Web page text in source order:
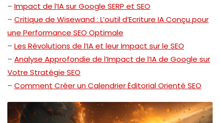
– Impact de l’IA sur Google SERP et SEO
– Critique de Wisewand : L’outil d’Ecriture IA Conçu pour
une Performance SEO Optimale
– Les Révolutions de l’IA et leur Impact sur le SEO
– Analyse Approfondie de l’Impact de l’IA de Google sur
Votre Stratégie SEO
– Comment Créer un Calendrier Éditorial Orienté SEO